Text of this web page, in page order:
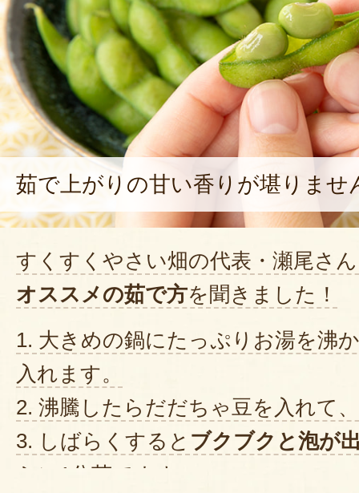
茹で上がりの甘い香りが堪りませ
すくすくやさい畑の代表・瀬尾さ
オススメの茹で方を聞きました！
1. 大きめの鍋にたっぷりお湯を沸
入れます。
2. 沸騰したらだだちゃ豆を入れて
3. しばらくすると ブクブクと泡が
らに1分茹でます。